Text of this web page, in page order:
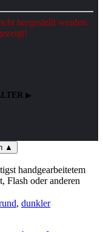
hergestellt werden.
▲
handgearbeitetem
Flash oder anderen
, dunkler